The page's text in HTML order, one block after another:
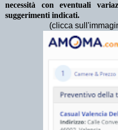
necessità con eventuali
suggerimenti indicati.
(clicca